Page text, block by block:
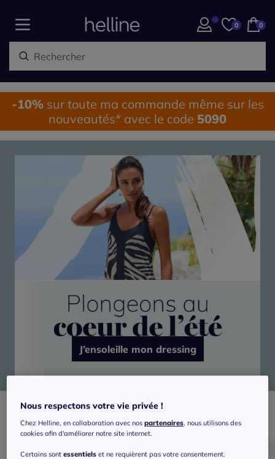
0 0
-10%sur toute ma commande même sur les
nouveautés* avec le code 5090
J’ensoleille mon dressing
Nous respectons votre vie privée !
Chez Helline, en collaboration avec nospartenaires , nous utilisons des
cookies afin d'améliorer notre site internet.
Certains sontessentiels et ne requièrent pas votre consentement.